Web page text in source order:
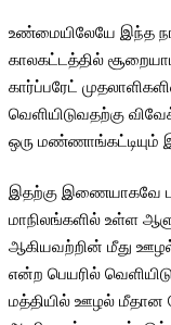
உண்மையிலேயே இந்த
காலகட்டத்தில்
கார்ப்பரேட்
வெளியிடுவதற்கு
ஒரு மண்ணாங்கட்டியும்
இதற்கு இணையாகவே
மாநிலங்களில் உள்ள
ஆகியவற்றின் மீது
என்ற பெயரில்
மத்தியில் ஊழல் மீதான